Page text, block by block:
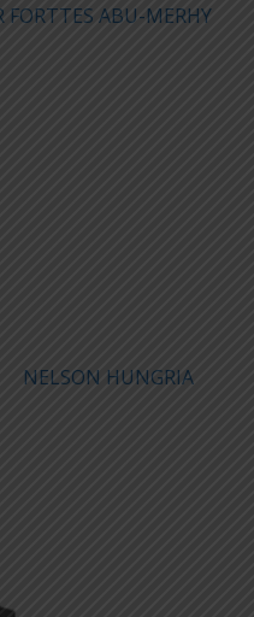
FORTTES ABU-MERHY
NELSON HUNGRIA